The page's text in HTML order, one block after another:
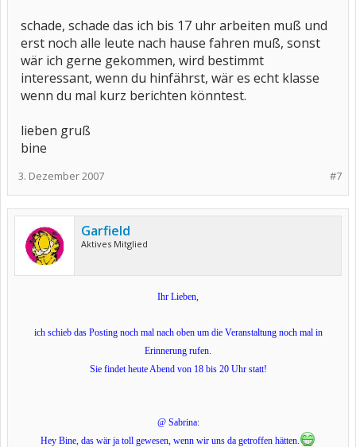
schade, schade das ich bis 17 uhr arbeiten muß und
erst noch alle leute nach hause fahren muß, sonst
wär ich gerne gekommen, wird bestimmt
interessant, wenn du hinfährst, wär es echt klasse
wenn du mal kurz berichten könntest.
lieben gruß
bine
#7
3. Dezember 2007
Garfield
Aktives Mitglied
Ihr Lieben,
ich schieb das Posting noch mal nach oben um die Veranstaltung noch mal in
Erinnerung rufen.
Sie findet heute Abend von 18 bis 20 Uhr statt!
@ Sabrina:
Hey Bine, das wär ja toll gewesen, wenn wir uns da getroffen hätten.